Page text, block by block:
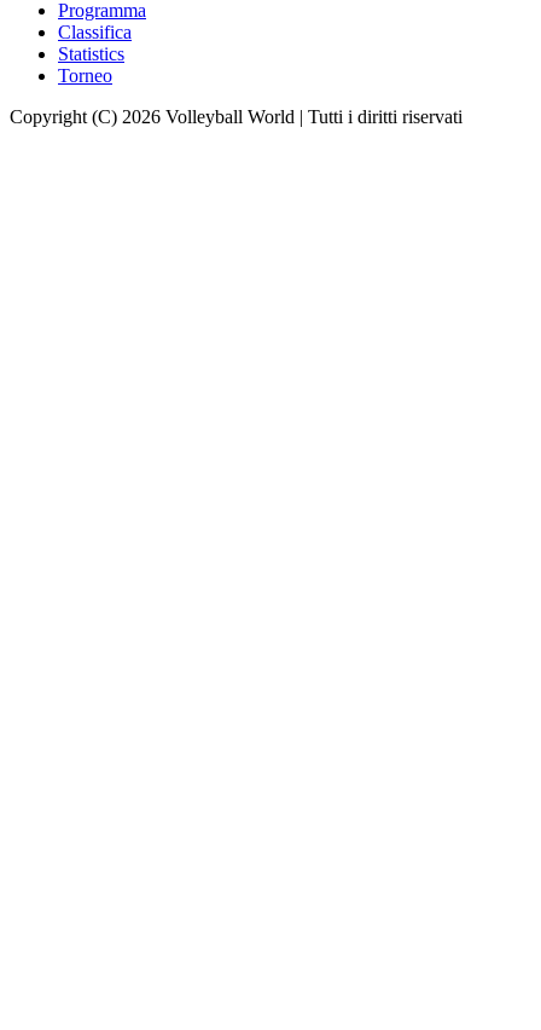
Programma
Classifica
Statistics
Torneo
Copyright (C) 2026 Volleyball World | Tutti i diritti riservati